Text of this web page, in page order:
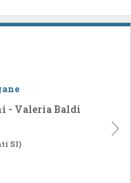
- Valeria Baldi
SI)